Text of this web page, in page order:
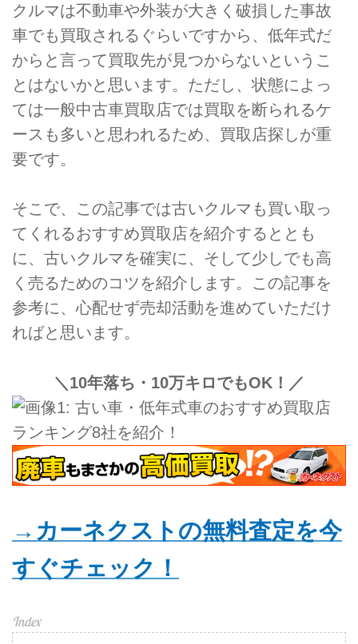
クルマは不動車や外装が大きく破損した事故
車でも買取されるぐらいですから、低年式だ
からと言って買取先が見つからないというこ
とはないかと思います。ただし、状態によっ
ては一般中古車買取店では買取を断られるケ
ースも多いと思われるため、買取店探しが重
要です。
そこで、この記事では古いクルマも買い取っ
てくれるおすすめ買取店を紹介するととも
に、古いクルマを確実に、そして少しでも高
く売るためのコツを紹介します。この記事を
参考に、心配せず売却活動を進めていただけ
ればと思います。
＼10年落ち・10万キロでもOK！／
→カーネクストの無料査定を今
すぐチェック！